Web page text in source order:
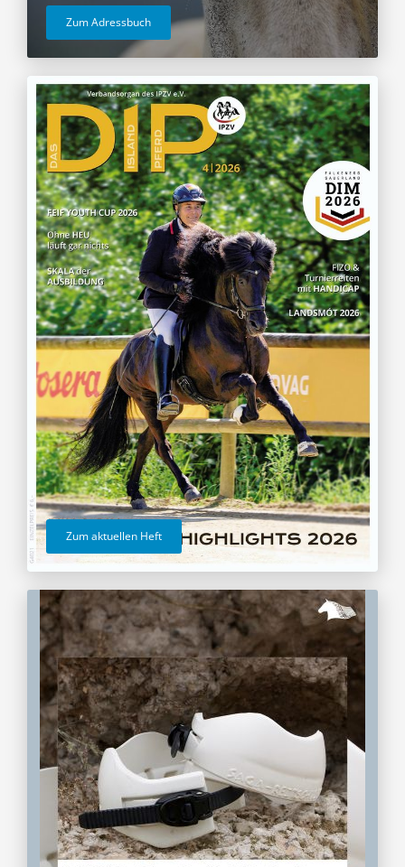
Zum Adressbuch
Zum aktuellen Heft